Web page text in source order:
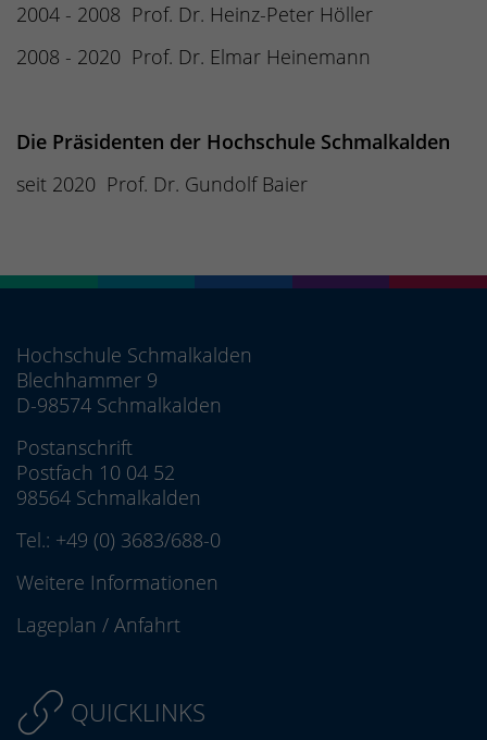
2004 - 2008 Prof. Dr. Heinz-Peter Höller
2008 - 2020 Prof. Dr. Elmar Heinemann
Die Präsidenten der Hochschule Schmalkalden
seit 2020 Prof. Dr. Gundolf Baier
Hochschule Schmalkalden
Blechhammer 9
D-98574 Schmalkalden
Postanschrift
Postfach 10 04 52
98564 Schmalkalden
Tel.: +49 (0) 3683/688-0
Weitere Informationen
Lageplan / Anfahrt
QUICKLINKS